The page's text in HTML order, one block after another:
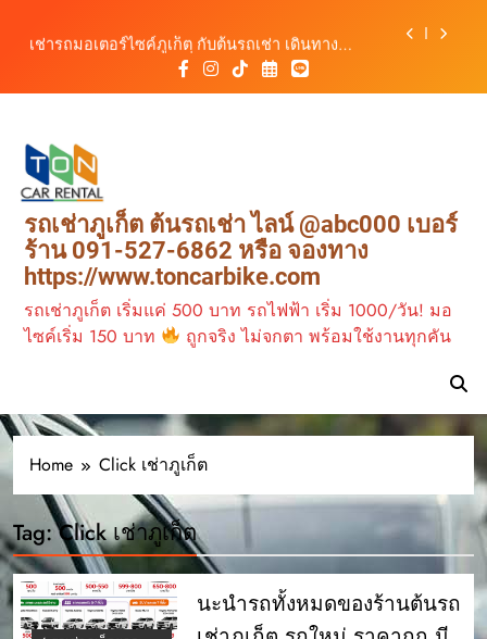
เช่ารถมอเตอร์ไซค์ภูเก็ต กับต้นรถเช่า เดินทาง
สะดวก ราคาประหยัด เริ่มต้นเพียง 150 บาท/วัน
ต้นรถเช่า ครบทุกฟังก์ชันการใช้งาน ครบทุกประเภท
รถ ตอบโจทย์ทุกการเดินทางในภูเก็ต
สิงหาคม–ตุลาคม 2569
ต้นรถเช่าภูเก็ต บริการรถเช่าครบวงจร ราคาคุ้มค่า
เดินทางสะดวกทุกเส้นทาง
เช่ารถมอเตอร์ไซค์ภูเก็ต กับต้นรถเช่า เดินทาง
สะดวก ราคาประหยัด เริ่มต้นเพียง 150 บาท/วัน
ต้นรถเช่า ครบทุกฟังก์ชันการใช้งาน ครบทุกประเภท
รถ ตอบโจทย์ทุกการเดินทางในภูเก็ต
รถเช่าภูเก็ต ต้นรถเช่า ไลน์ @abc000 เบอร์
ร้าน 091-527-6862 หรือ จองทาง
https://www.toncarbike.com
รถเช่าภูเก็ต เริ่มแค่ 500 บาท รถไฟฟ้า เริ่ม 1000/วัน! มอ
ไซค์เริ่ม 150 บาท
ถูกจริง ไม่จกตา พร้อมใช้งานทุกคัน
Home Click เช่าภูเก็ต
Tag:Click เช่าภูเก็ต
นะนำรถทั้งหมดของร้านต้นรถ